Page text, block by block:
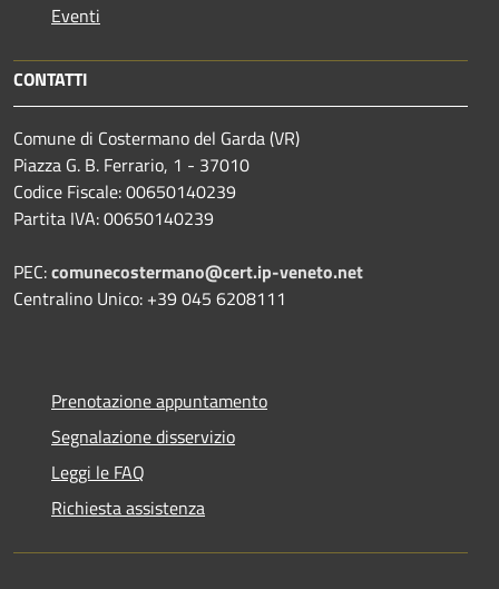
Eventi
CONTATTI
Comune di Costermano del Garda (VR)
Piazza G. B. Ferrario, 1 - 37010
Codice Fiscale: 00650140239
Partita IVA: 00650140239
PEC:comunecostermano@cert.ip-veneto.net
Centralino Unico: +39 045 6208111
Prenotazione appuntamento
Segnalazione disservizio
Leggi le FAQ
Richiesta assistenza